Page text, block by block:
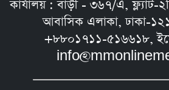
কার্যালয় : বাড়ী - ৩৬৭/এ, ফ্ল্যাট-
আবাসিক এলাকা, ঢাকা-
+৮৮০১৭১১-৫১৬৬১৮,